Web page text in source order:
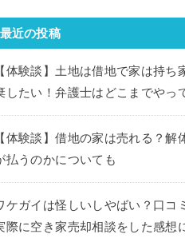
最近の投稿
体験談】土地は借地で家は持ち
したい！弁護士はどこまでやっ
体験談】借地の家は売れる？解
払うのかについても
ケガイは怪しいしやばい？口コ
際に空き家売却相談をした感想